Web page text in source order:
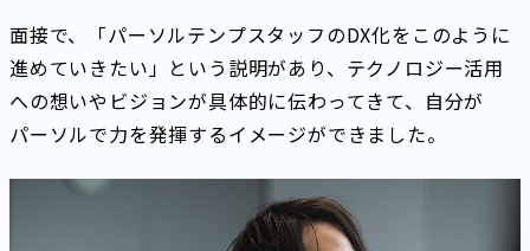
面接で、「パーソルテンプスタッフのDX化をこのように
進めていきたい」という説明があり、テクノロジー活用
への想いやビジョンが具体的に伝わってきて、自分が
パーソルで力を発揮するイメージができました。